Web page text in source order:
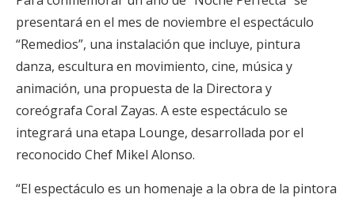
presentará en el mes de noviembre el espectáculo
“Remedios”, una instalación que incluye, pintura
danza, escultura en movimiento, cine, música y
animación, una propuesta de la Directora y
coreógrafa Coral Zayas. A este espectáculo se
integrará una etapa Lounge, desarrollada por el
reconocido Chef Mikel Alonso.
“El espectáculo es un homenaje a la obra de la pintora